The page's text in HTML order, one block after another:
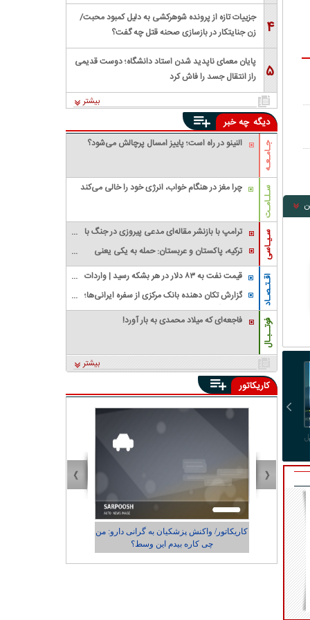
آمریکا تحریم‌های اعمال‌شده
علیه شرکت هواپیمایی فلای
بغداد را حذف کرد
بمب صلاح منفجر شد:
فرعون در ترابزون!
۴
جزییات تازه از پرونده شوهرکشی به دلیل کمبود محبت/
زن جنایتکار در بازسازی صحنه قتل چه گفت؟
۵
پایان معمای ناپدید شدن استاد دانشگاه؛ دوست قدیمی
راز انتقال جسد را فاش کرد
بیشتر
دیگه چه خبر
جـامـعـه النینو در راه است؛ پاییز امسال پرچالش می‌شود؟
سـلـامـت چرا مغز در هنگام خواب، انرژی خود را خالی می‌کند
سـیـاسی
ترامپ با بازنشر مقاله‌ای مدعی پیروزی در جنگ با
ایران شد
ترکیه، پاکستان و عربستان: حمله به یکی یعنی
حمله به همه / بیانیه وزارت خارجه پاکستان در
خصوص پیمان دفاعی مشترک مکه
اقـتـصـاد
قیمت نفت به ۸۳ دلار در هر بشکه رسید | واردات
نفت آمریکا از عربستان صفر شد
گزارش تکان‌ دهنده بانک مرکزی از سفره ایرانی‌ها؛
تورم چگونه فقرا را فقیرتر کرد؟/ شکاف ۱۵ درصدی
تورم میان فقیر و غنی
فوتــبـال فاجعه‌ای که میلاد محمدی به بار آورد!
بیشتر
کاریکاتور
من
کاریکاتور/ رضایت زاکانی از عملکردش در
شهرداری تهران